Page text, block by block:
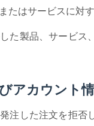
たはサービスに対
た製品、サービス
アカウント
注した注文を拒否